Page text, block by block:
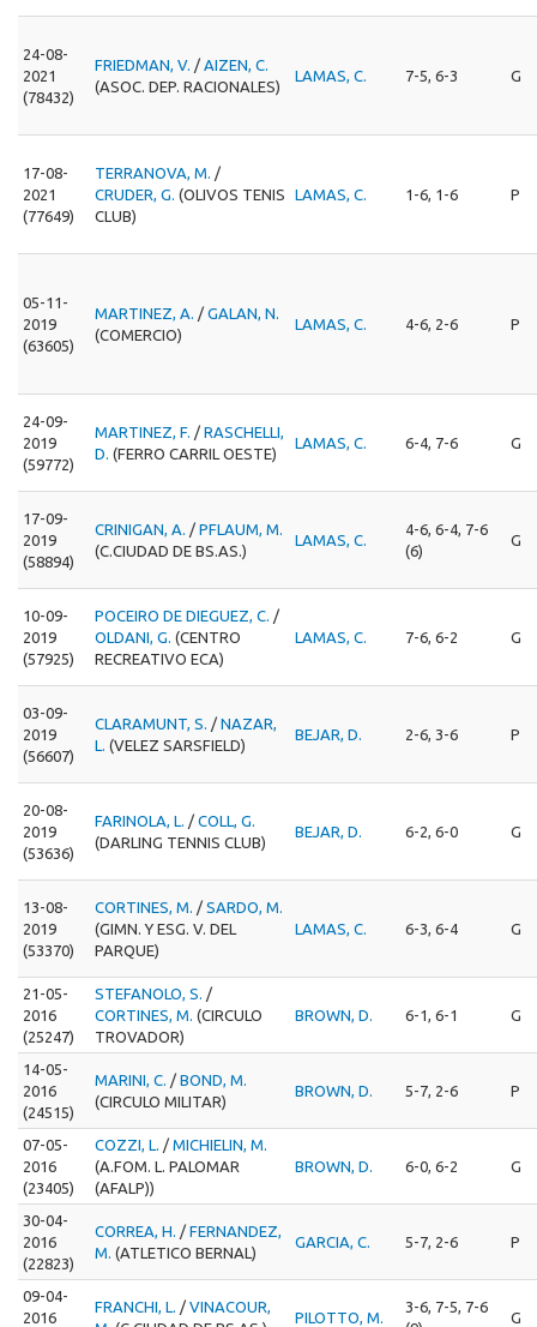
24-08-
2021
(78432)
FRIEDMAN, V. / AIZEN, C.
(ASOC. DEP. RACIONALES)
LAMAS, C. 7-5, 6-3 G
17-08-
2021
(77649)
TERRANOVA, M. /
CRUDER, G. (OLIVOS TENIS
CLUB)
LAMAS, C. 1-6, 1-6 P
05-11-
2019
(63605)
MARTINEZ, A. / GALAN, N.
(COMERCIO)
LAMAS, C. 4-6, 2-6 P
24-09-
2019
(59772)
MARTINEZ, F. / RASCHELLI,
D. (FERRO CARRIL OESTE)
LAMAS, C. 6-4, 7-6 G
17-09-
2019
(58894)
CRINIGAN, A. / PFLAUM, M.
(C.CIUDAD DE BS.AS.)
LAMAS, C.
4-6, 6-4, 7-6
(6)
G
10-09-
2019
(57925)
POCEIRO DE DIEGUEZ, C. /
OLDANI, G. (CENTRO
RECREATIVO ECA)
LAMAS, C. 7-6, 6-2 G
03-09-
2019
(56607)
CLARAMUNT, S. / NAZAR,
L. (VELEZ SARSFIELD)
BEJAR, D. 2-6, 3-6 P
20-08-
2019
(53636)
FARINOLA, L. / COLL, G.
(DARLING TENNIS CLUB)
BEJAR, D. 6-2, 6-0 G
13-08-
2019
(53370)
CORTINES, M. / SARDO, M.
(GIMN. Y ESG. V. DEL
PARQUE)
LAMAS, C. 6-3, 6-4 G
21-05-
2016
(25247)
STEFANOLO, S. /
CORTINES, M. (CIRCULO
TROVADOR)
BROWN, D. 6-1, 6-1 G
14-05-
2016
(24515)
MARINI, C. / BOND, M.
(CIRCULO MILITAR)
BROWN, D. 5-7, 2-6 P
07-05-
2016
(23405)
COZZI, L. / MICHIELIN, M.
(A.FOM. L. PALOMAR
(AFALP))
BROWN, D. 6-0, 6-2 G
30-04-
2016
(22823)
CORREA, H. / FERNANDEZ,
M. (ATLETICO BERNAL)
GARCIA, C. 5-7, 2-6 P
09-04-
2016
FRANCHI, L. / VINACOUR,
PILOTTO, M.
3-6, 7-5, 7-6
G